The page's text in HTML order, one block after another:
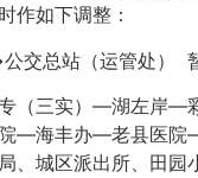
作如下调整：
交总站（运管处）
（三实）—湖左岸—
—海丰办—老县医
、城区派出所、田园